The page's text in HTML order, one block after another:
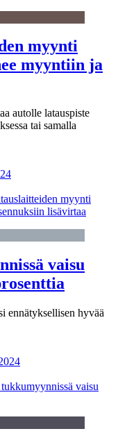
myynti
myyntiin ja
autolle latauspiste
tai samalla
myynti
lisävirtaa
vaisu
ennätyksellisen hyvää
vaisu